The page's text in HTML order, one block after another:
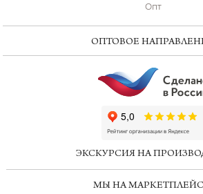
Опт
ОПТОВОЕ
ЭКСКУРСИЯ НА
МЫ НА